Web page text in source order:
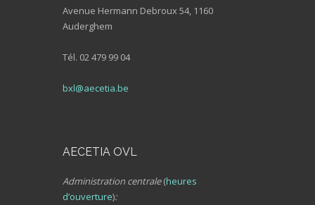
Avenue Hermann Debroux 54, 1160
Auderghem
Tél. 02 479 99 04
bxl@aecetia.be
AECETIA OVL
Administration centrale(heures
d’ouverture):